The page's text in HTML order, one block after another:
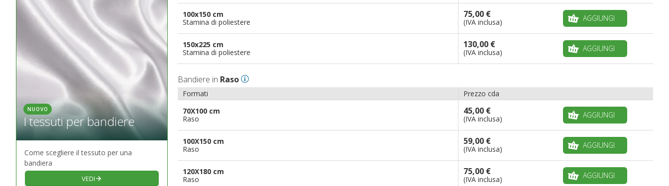
NUOVO
I tessuti per bandiere
Come scegliere il tessuto per una
bandiera
VEDI
100x150 cm
Stamina di poliestere
75,00 €
(IVA inclusa) AGGIUNGI
150x225 cm
Stamina di poliestere
130,00 €
(IVA inclusa) AGGIUNGI
Bandiere in Raso
Formati
Prezzo cda
70X100 cm
Raso
45,00 €
(IVA inclusa) AGGIUNGI
100X150 cm
Raso
59,00 €
(IVA inclusa) AGGIUNGI
120X180 cm
Raso
75,00 €
(IVA inclusa) AGGIUNGI